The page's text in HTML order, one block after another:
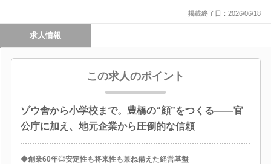
掲載終了日：2026/06/18
求人情報
この求人のポイント
ゾウ舎から小学校まで。豊橋の“顔”をつくる――官
公庁に加え、地元企業から圧倒的な信頼
◆創業60年◎安定性も将来性も兼ね備えた経営基盤